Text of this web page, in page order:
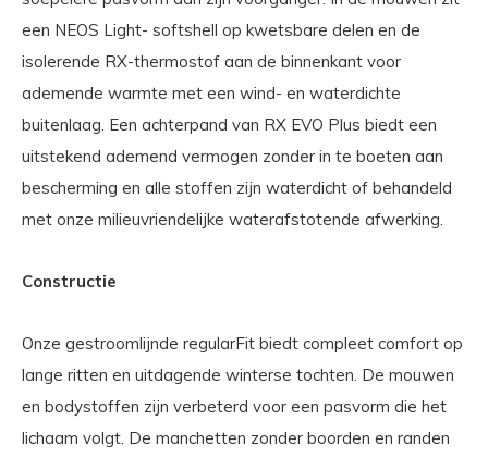
een NEOS Light- softshell op kwetsbare delen en de
isolerende RX-thermostof aan de binnenkant voor
ademende warmte met een wind- en waterdichte
buitenlaag. Een achterpand van RX EVO Plus biedt een
uitstekend ademend vermogen zonder in te boeten aan
bescherming en alle stoffen zijn waterdicht of behandeld
met onze milieuvriendelijke waterafstotende afwerking.
Constructie
Onze gestroomlijnde regularFit biedt compleet comfort op
lange ritten en uitdagende winterse tochten. De mouwen
en bodystoffen zijn verbeterd voor een pasvorm die het
lichaam volgt. De manchetten zonder boorden en randen